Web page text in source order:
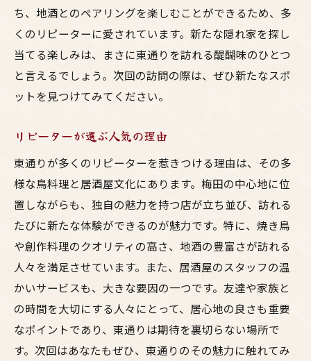
ち、地酒とのペアリングを楽しむことができるため、多
くのリピーターに愛されています。新たな隠れ家を探し
当てる楽しみは、まさに東通りを訪れる醍醐味のひとつ
と言えるでしょう。次回の訪問の際は、ぜひ新たなスポ
ットを見つけてみてください。
リピーターが選ぶ人気の理由
東通りが多くのリピーターを惹きつける理由は、その多
様な鳥料理と居酒屋文化にあります。梅田の中心地に位
置しながらも、独自の魅力を持つ店が立ち並び、訪れる
たびに新たな体験ができるのが魅力です。特に、焼き鳥
や創作料理のクオリティの高さ、地酒の豊富さが訪れる
人々を満足させています。また、居酒屋のスタッフの温
かいサービスも、大きな要因の一つです。友達や家族と
の時間を大切にする人々にとって、居心地の良さも重要
なポイントであり、東通りは期待を裏切らない場所で
す。次回はあなたもぜひ、東通りのその魅力に触れてみ